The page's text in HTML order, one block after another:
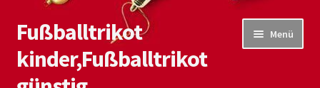
Zur
Navigation
springen
Zum
Inhalt
springen
Fußballtrikot
kinder,Fußballtrikot
Menü